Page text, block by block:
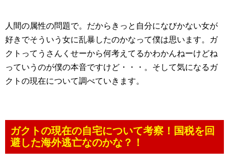
人間の属性の問題で。だからきっと自分になびかない女が
好きでそういう女に乱暴したのかなって僕は思います。ガ
クトってうさんくせーから何考えてるかわかんねーけどね
っていうのが僕の本音ですけど・・・。そして気になるガ
クトの現在について調べていきます。
ガクトの現在の自宅について考察！国税を回
避した海外逃亡なのかな？！